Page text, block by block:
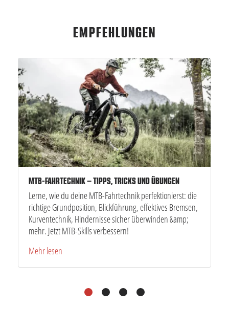
EMPFEHLUNGEN
MTB-FAHRTECHNIK – TIPPS, TRICKS UND ÜBUNGEN
Lerne, wie du deine MTB-Fahrtechnik perfektionierst: die
richtige Grundposition, Blickführung, effektives Bremsen,
Kurventechnik, Hindernisse sicher überwinden &amp;
mehr. Jetzt MTB-Skills verbessern!
Mehr lesen
1 2 3 4